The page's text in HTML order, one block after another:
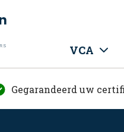
VCA
Gegarandeerd uw